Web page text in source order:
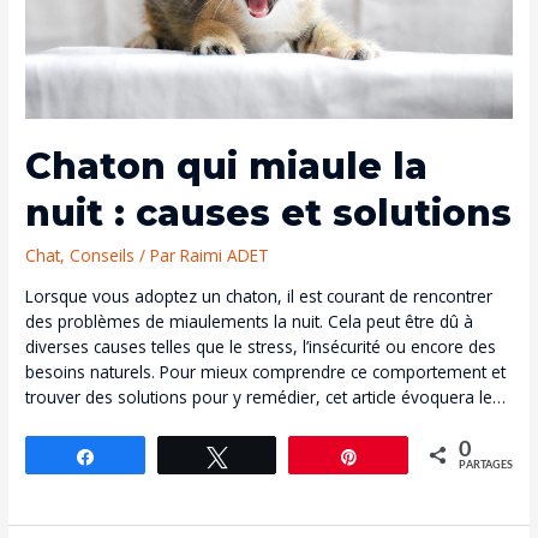
Chaton qui miaule la
nuit : causes et solutions
Chat,Conseils / ParRaimi ADET
Lorsque vous adoptez un chaton, il est courant de rencontrer
des problèmes de miaulements la nuit. Cela peut être dû à
diverses causes telles que le stress, l’insécurité ou encore des
besoins naturels. Pour mieux comprendre ce comportement et
trouver des solutions pour y remédier, cet article évoquera les
les moyens de résoudre ce problème. Pour mieux comprendre
vos chatons, nous allons voir ce qui peut causer ces
moyens sont nombreux donc ne paniquez pas ! Nous verrons
0
PARTAGES